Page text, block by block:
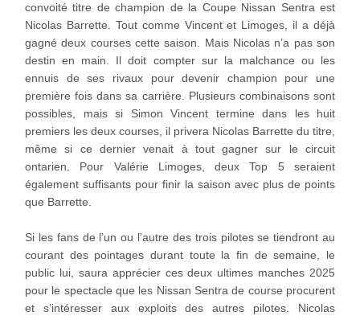
convoité titre de champion de la Coupe Nissan Sentra est
Nicolas Barrette. Tout comme Vincent et Limoges, il a déjà
gagné deux courses cette saison. Mais Nicolas n’a pas son
destin en main. Il doit compter sur la malchance ou les
ennuis de ses rivaux pour devenir champion pour une
première fois dans sa carrière. Plusieurs combinaisons sont
possibles, mais si Simon Vincent termine dans les huit
premiers les deux courses, il privera Nicolas Barrette du titre,
même si ce dernier venait à tout gagner sur le circuit
ontarien. Pour Valérie Limoges, deux Top 5 seraient
également suffisants pour finir la saison avec plus de points
que Barrette.
Si les fans de l’un ou l’autre des trois pilotes se tiendront au
courant des pointages durant toute la fin de semaine, le
public lui, saura apprécier ces deux ultimes manches 2025
pour le spectacle que les Nissan Sentra de course procurent
et s’intéresser aux exploits des autres pilotes. Nicolas